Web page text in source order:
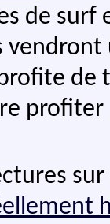
de surf
de
profiter